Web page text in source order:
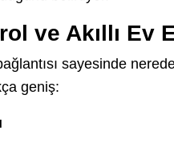
ve Akıllı Ev
sayesinde
geniş: